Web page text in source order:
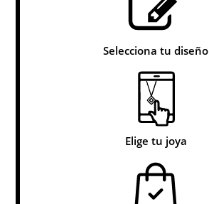
Selecciona tu diseño
Elige tu joya